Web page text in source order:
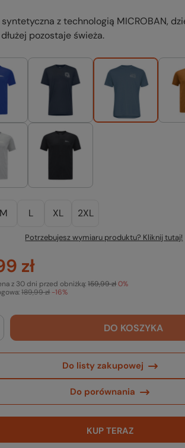
syntetyczna z technologią MICROBAN,
pozostaje świeża.
M L XL 2XL
Potrzebujesz wymiaru produktu? Kliknij tutaj!
zł
189,99 zł -16%
z 30 dni przed obniżką:159,99 zł0%
DO KOSZYKA
Do listy zakupowej
Do porównania
KUP TERAZ